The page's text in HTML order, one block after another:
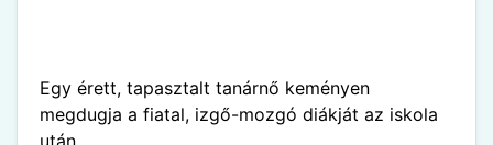
Egy érett, tapasztalt tanárnő keményen
megdugja a fiatal, izgő-mozgó diákját az iskola
után.